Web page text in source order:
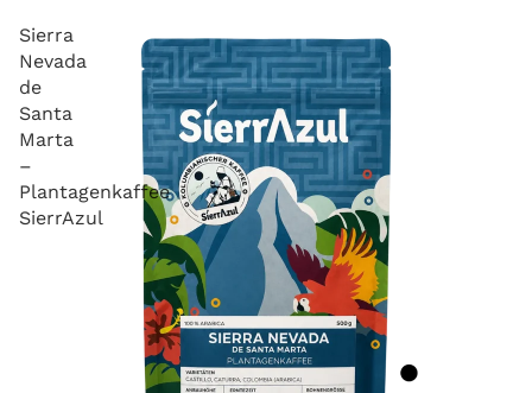
Sierra
Nevada
de
Santa
Marta
–
Plantagenkaffee
SierrAzul